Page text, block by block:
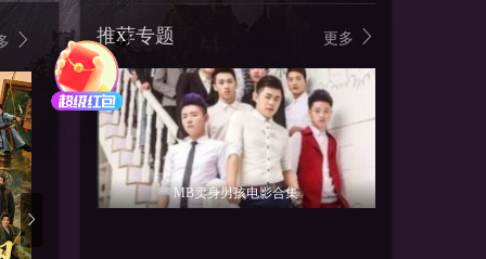
更多
推荐专题
MB卖身男孩电影合集
X